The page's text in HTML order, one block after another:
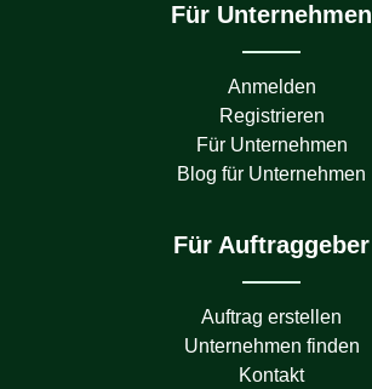
Für Unternehmen
Anmelden
Registrieren
Für Unternehmen
Blog für Unternehmen
Für Auftraggeber
Auftrag erstellen
Unternehmen finden
Kontakt